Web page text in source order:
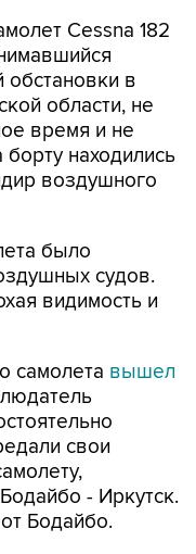
Cessna 182
в
области, не
время и не
находились
воздушного
было
судов.
видимость и
самолета вышел
свои
- Иркутск.
Бодайбо.